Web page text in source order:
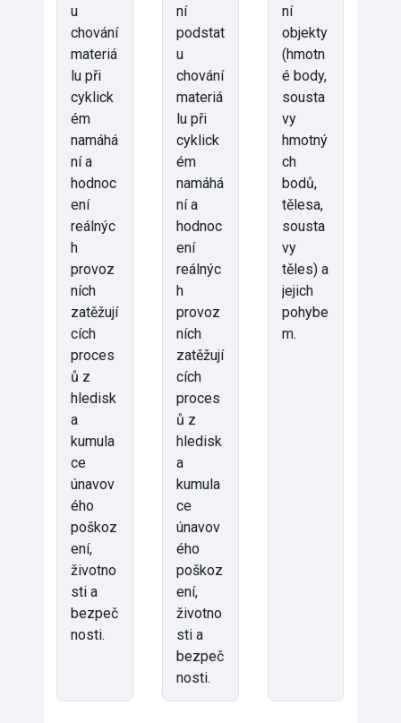
u
chování
materiá
lu při
cyklick
ém
namáhá
ní a
hodnoc
ení
reálnýc
h
provoz
ních
zatěžují
cích
proces
ů z
hledisk
a
kumula
ce
únavov
ého
poškoz
ení,
životno
sti a
bezpeč
nosti.
ní
podstat
u
chování
materiá
lu při
cyklick
ém
namáhá
ní a
hodnoc
ení
reálnýc
h
provoz
ních
zatěžují
cích
proces
ů z
hledisk
a
kumula
ce
únavov
ého
poškoz
ení,
životno
sti a
bezpeč
nosti.
ní
objekty
(hmotn
é body,
sousta
vy
hmotný
ch
bodů,
tělesa,
sousta
vy
těles) a
jejich
pohybe
m.